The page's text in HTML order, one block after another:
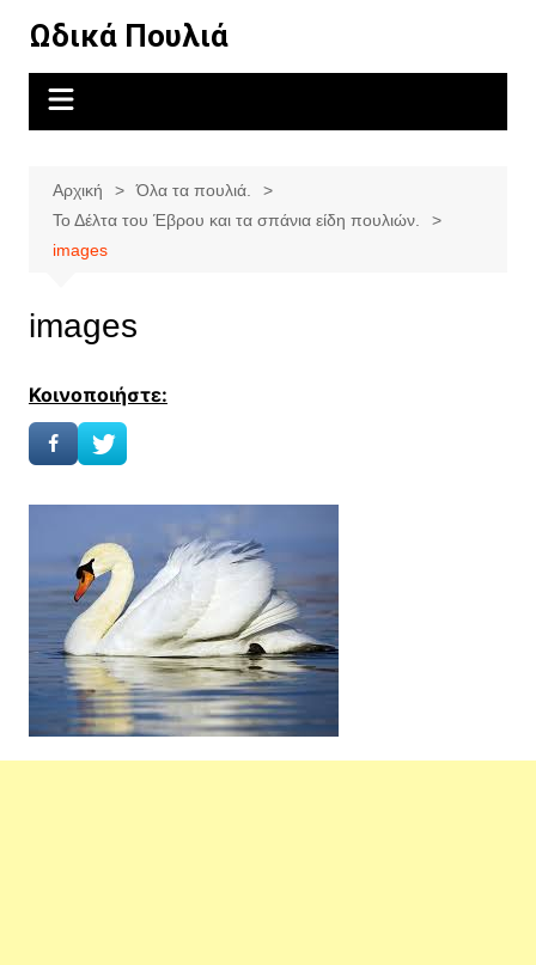
περιεχόμενο
Ωδικά Πουλιά
Αρχική
Όλα τα πουλιά.
Το Δέλτα του Έβρου και τα σπάνια είδη πουλιών.
images
images
Κοινοποιήστε: